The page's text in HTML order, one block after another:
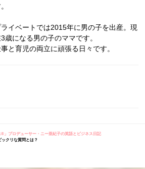
ライベートでは2015年に男の子を出産。現
歳になる男の子のママです。
と育児の両立に頑張る日々です。
®︎」プロデューサー・ニー亜紀子の英語とビジネス日記
クリな質問とは？